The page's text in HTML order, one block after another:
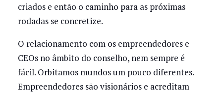
criados e então o caminho para as próximas
rodadas se concretize.
O relacionamento com os empreendedores e
CEOs no âmbito do conselho, nem sempre é
fácil. Orbitamos mundos um pouco diferentes.
Empreendedores são visionários e acreditam